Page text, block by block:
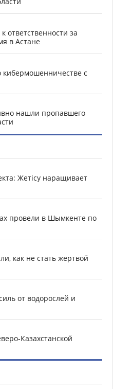
ответственности за
в Астане
с
нашли пропавшего
Жетісу наращивает
провели в Шымкенте по
как не стать жертвой
от водорослей и
Казахстанской